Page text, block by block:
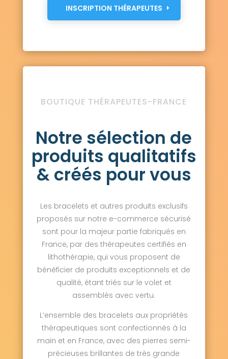
INSCRIPTION THÉRAPEUTES
BOUTIQUE THÉRAPEUTES-FRANCE
Notre sélection de
produits qualitatifs
& créés pour vous
Les bracelets et autres produits exclusifs
proposés sur notre e-commerce sécurisé
sont pour la majeur partie fabriqués en
France, par des thérapeutes certifiés en
lithothérapie, qui vous proposent de
bénéficier de produits exceptionnels et de
qualité, étant triés sur le volet et
assemblés avec vertu.
L’ensemble des bracelets aux propriétés
thérapeutiques sont confectionnés à la
main et en France, avec des pierres semi-
précieuses brillantes de très grande